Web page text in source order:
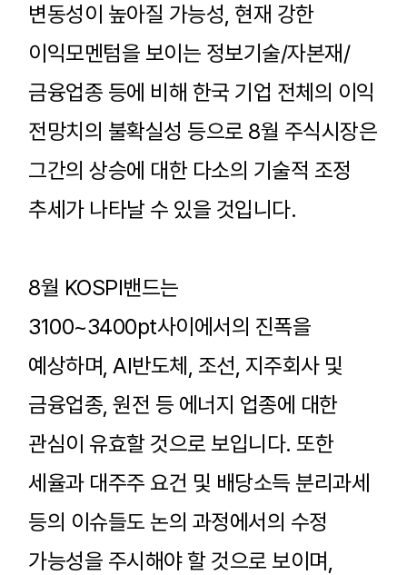
변동성이 높아질 가능성, 현재 강한
이익모멘텀을 보이는 정보기술/자본재/
금융업종 등에 비해 한국 기업 전체의 이익
전망치의 불확실성 등으로 8월 주식시장은
그간의 상승에 대한 다소의 기술적 조정
추세가 나타날 수 있을 것입니다.
8월 KOSPI밴드는
3100~3400pt사이에서의 진폭을
예상하며, AI반도체 , 조선, 지주회사 및
금융업종,원전 등 에너지 업종에 대한
관심이 유효할 것으로 보입니다. 또한
세율과 대주주 요건 및 배당소득 분리과세
등의 이슈들도 논의 과정에서의 수정
가능성을 주시해야 할 것으로 보이며,